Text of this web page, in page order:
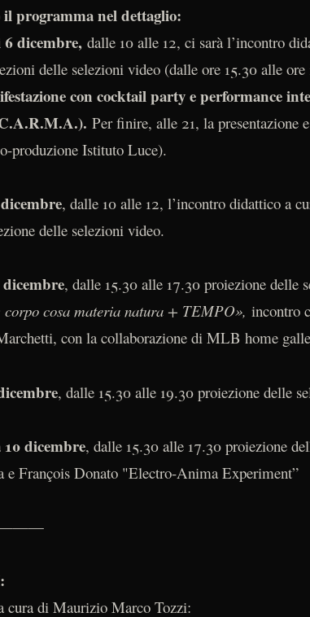
il programma nel dettaglio:
dicembre, dalle 10 alle 12, ci sarà l’incontro
delle selezioni video (dalle ore 15.30 alle ore
con cocktail party e performance
Per finire, alle 21, la
produzione Istituto Luce).
, dalle 10 alle 12, l’incontro didattico a
delle selezioni video.
, dalle 15.30 alle 17.30 proiezione delle
corpo cosa materia natura + TEMPO», incontro
con la collaborazione di MLB home
, dalle 15.30 alle 19.30 proiezione delle
dicembre, dalle 15.30 alle 17.30 proiezione
e François Donato "Electro-Anima Experiment”
cura di Maurizio Marco Tozzi: